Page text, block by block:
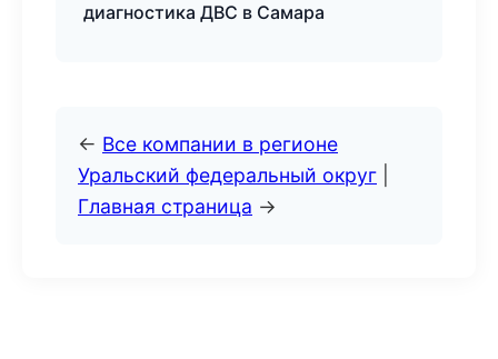
диагностика ДВС в Самара
← Все компании в регионе
Уральский федеральный округ
Главная страница →